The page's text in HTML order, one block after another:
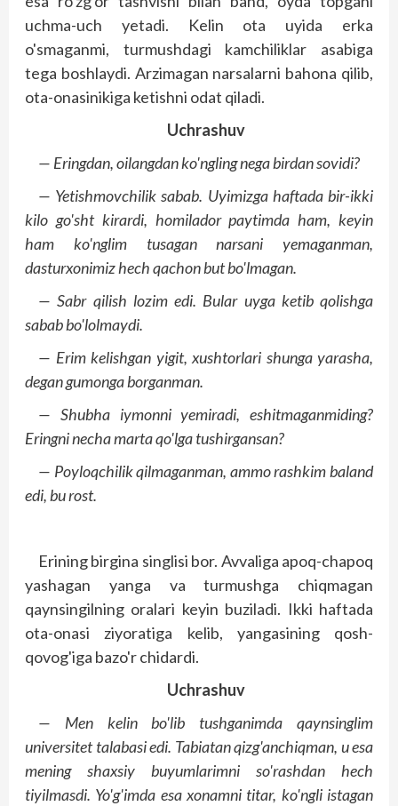
uchma-uch yetadi. Kelin ota uyida erka
o'smaganmi, turmushdagi kamchiliklar asabiga
tega boshlaydi. Arzimagan narsalarni bahona qilib,
ota-onasinikiga ketishni odat qiladi.
Uchrashuv
— Eringdan, oilangdan ko'ngling nega birdan sovidi?
— Yetishmovchilik sabab. Uyimizga haftada bir-ikki
kilo go'sht kirardi, homilador paytimda ham, keyin
ham ko'nglim tusagan narsani yemaganman,
dasturxonimiz hech qachon but bo'lmagan.
— Sabr qilish lozim edi. Bular uyga ketib qolishga
sabab bo'lolmaydi.
— Erim kelishgan yigit, xushtorlari shunga yarasha,
degan gumonga borganman.
— Shubha iymonni yemiradi, eshitmaganmiding?
Eringni necha marta qo'lga tushirgansan?
— Poyloqchilik qilmaganman, ammo rashkim baland
edi, bu rost.
Erining birgina singlisi bor. Avvaliga apoq-chapoq
yashagan yanga va turmushga chiqmagan
qaynsingilning oralari keyin buziladi. Ikki haftada
ota-onasi ziyoratiga kelib, yangasining qosh-
qovog'iga bazo'r chidardi.
Uchrashuv
— Men kelin bo'lib tushganimda qaynsinglim
universitet talabasi edi. Tabiatan qizg'anchiqman, u esa
mening shaxsiy buyumlarimni so'rashdan hech
tiyilmasdi. Yo'g'imda esa xonamni titar, ko'ngli istagan